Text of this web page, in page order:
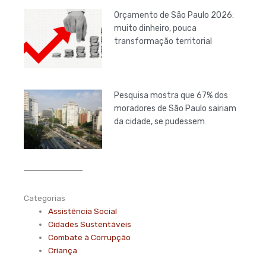
Orçamento de São Paulo 2026:
muito dinheiro, pouca
transformação territorial
Pesquisa mostra que 67% dos
moradores de São Paulo sairiam
da cidade, se pudessem
Categorias
Assistência Social
Cidades Sustentáveis
Combate à Corrupção
Criança